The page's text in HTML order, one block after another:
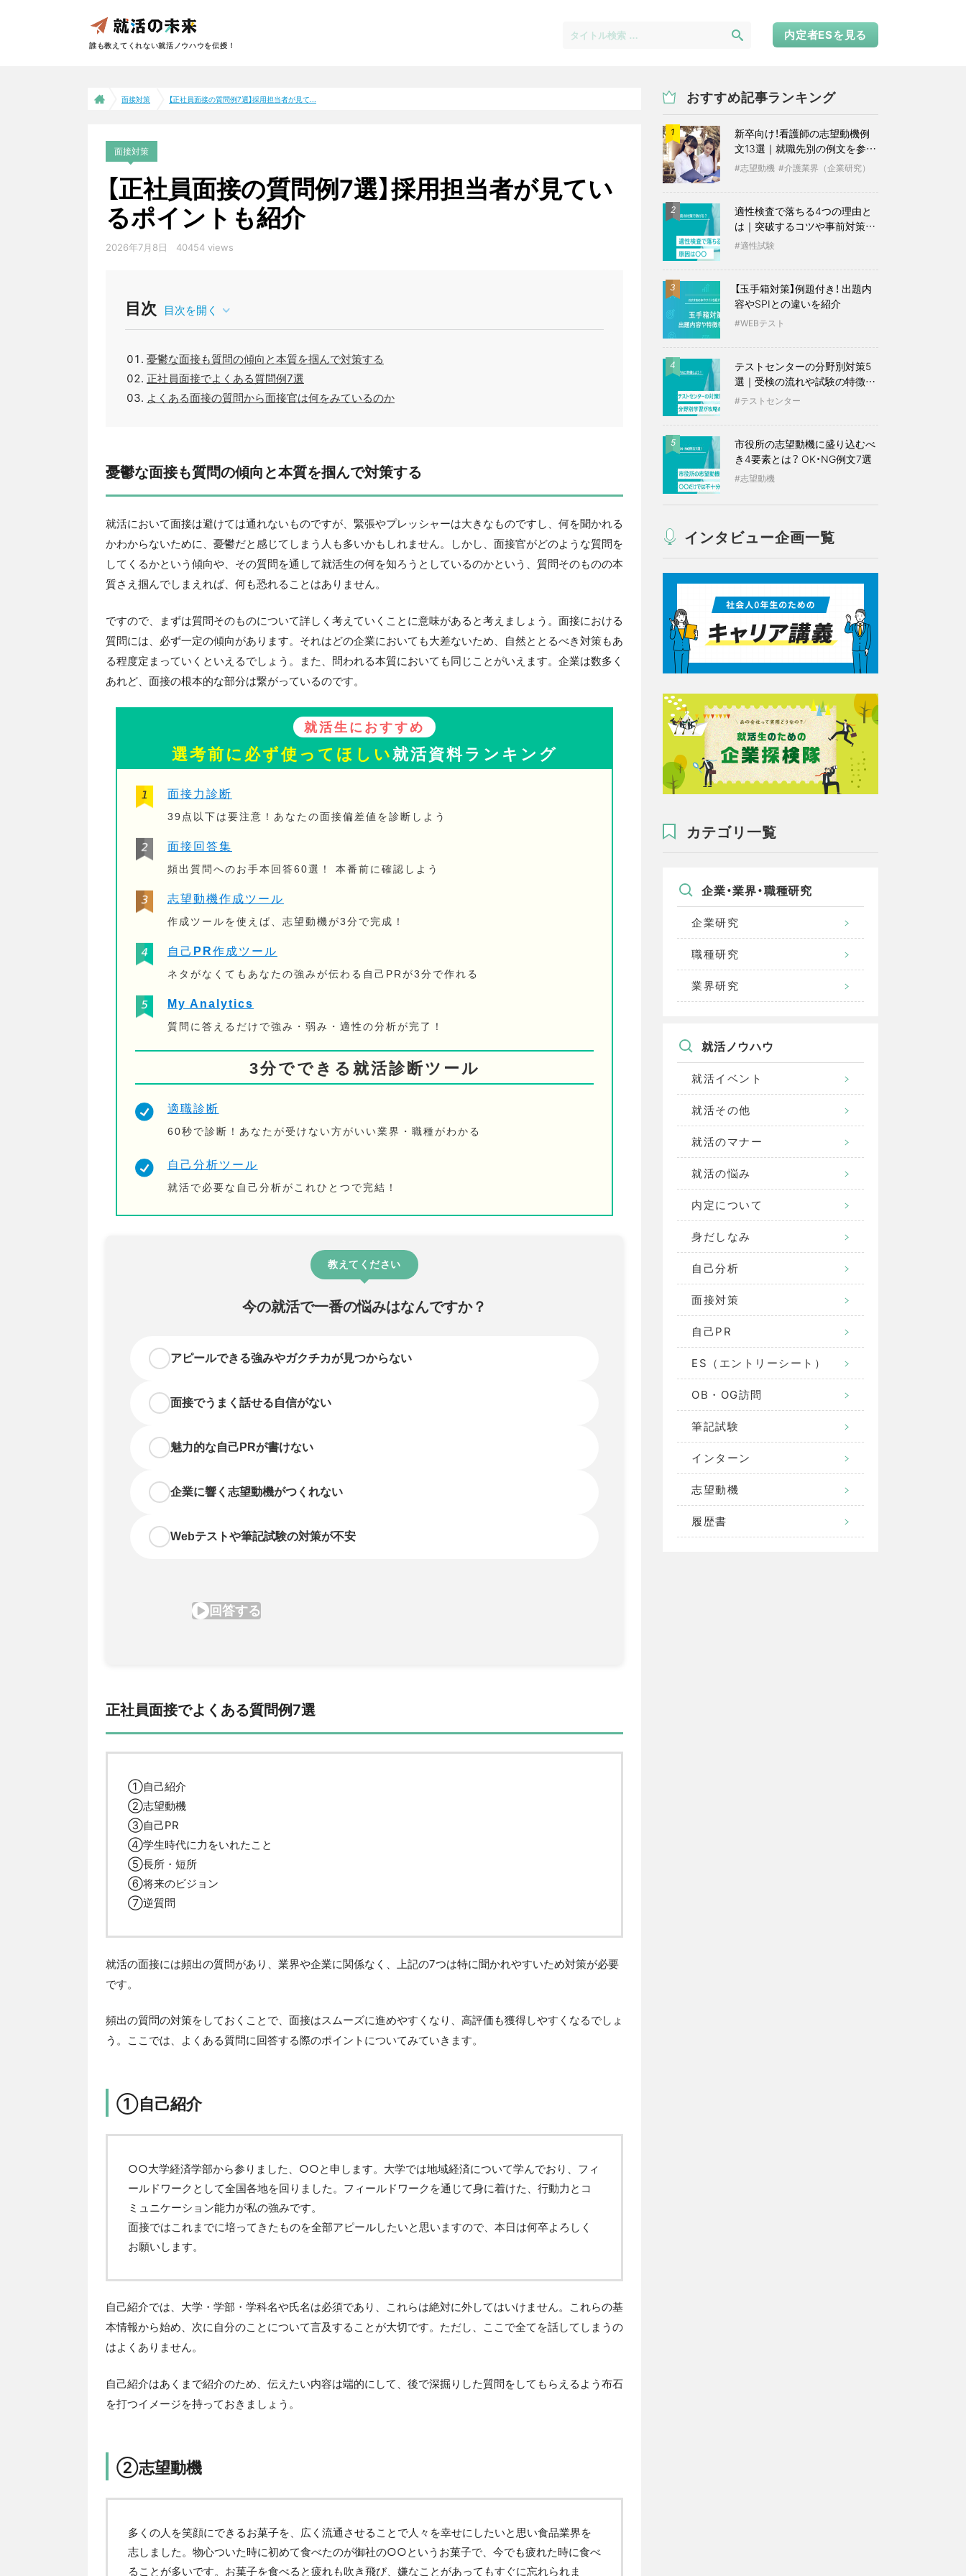
誰も教えてくれない就活ノウハウを伝授！
内定者ESを見る
面接対策 【正社員面接の質問例7選】採用担当者が見て...
面接対策
【正社員面接の質問例7選】採用担当者が見てい
るポイントも紹介
2026年7月8日 40454 views
目次 目次を開く
憂鬱な面接も質問の傾向と本質を掴んで対策する
正社員面接でよくある質問例7選
よくある面接の質問から面接官は何をみているのか
憂鬱な面接も質問の傾向と本質を掴んで対策する
就活において面接は避けては通れないものですが、緊張やプレッシャーは大きなものですし、何を聞かれる
かわからないために、憂鬱だと感じてしまう人も多いかもしれません。しかし、面接官がどのような質問を
してくるかという傾向や、その質問を通して就活生の何を知ろうとしているのかという、質問そのものの本
質さえ掴んでしまえれば、何も恐れることはありません。
ですので、まずは質問そのものについて詳しく考えていくことに意味があると考えましょう。面接における
質問には、必ず一定の傾向があります。それはどの企業においても大差ないため、自然ととるべき対策もあ
る程度定まっていくといえるでしょう。また、問われる本質においても同じことがいえます。企業は数多く
あれど、面接の根本的な部分は繋がっているのです。
就活生におすすめ
選考前に必ず使ってほしい就活資料ランキング
面接力診断
39点以下は要注意！あなたの面接偏差値を診断しよう
面接回答集
頻出質問へのお手本回答60選！ 本番前に確認しよう
志望動機作成ツール
作成ツールを使えば、志望動機が3分で完成！
自己PR作成ツール
ネタがなくてもあなたの強みが伝わる自己PRが3分で作れる
My Analytics
質問に答えるだけで強み・弱み・適性の分析が完了！
3分でできる就活診断ツール
適職診断
60秒で診断！あなたが受けない方がいい業界・職種がわかる
自己分析ツール
就活で必要な自己分析がこれひとつで完結！
正社員面接でよくある質問例7選
①自己紹介
②志望動機
③自己PR
④学生時代に力をいれたこと
⑤長所・短所
⑥将来のビジョン
⑦逆質問
就活の面接には頻出の質問があり、業界や企業に関係なく、上記の7つは特に聞かれやすいため対策が必要
です。
頻出の質問の対策をしておくことで、面接はスムーズに進めやすくなり、高評価も獲得しやすくなるでしょ
う。ここでは、よくある質問に回答する際のポイントについてみていきます。
①自己紹介
○○大学経済学部から参りました、○○と申します。大学では地域経済について学んでおり、フィ
ールドワークとして全国各地を回りました。フィールドワークを通じて身に着けた、行動力とコ
ミュニケーション能力が私の強みです。
面接ではこれまでに培ってきたものを全部アピールしたいと思いますので、本日は何卒よろしく
お願いします。
自己紹介では、大学・学部・学科名や氏名は必須であり、これらは絶対に外してはいけません。これらの基
本情報から始め、次に自分のことについて言及することが大切です。ただし、ここで全てを話してしまうの
はよくありません。
自己紹介はあくまで紹介のため、伝えたい内容は端的にして、後で深掘りした質問をしてもらえるよう布石
を打つイメージを持っておきましょう。
②志望動機
多くの人を笑顔にできるお菓子を、広く流通させることで人々を幸せにしたいと思い食品業界を
志しました。物心ついた時に初めて食べたのが御社の○○というお菓子で、今でも疲れた時に食べ
ることが多いです。お菓子を食べると疲れも吹き飛び、嫌なことがあってもすぐに忘れられま
おすすめ記事ランキング
1
新卒向け！看護師の志望動機例
文13選｜就職先別の例文を参考
に志望動機 介護業界（企業研究）
2
適性検査で落ちる4つの理由と
は｜突破するコツや事前対策も
紹介
適性試験
3
【玉手箱対策】例題付き！ 出題内
容やSPIとの違いを紹介
WEBテスト
4
テストセンターの分野別対策5
選｜受検の流れや試験の特徴も
紹介
テストセンター
5
市役所の志望動機に盛り込むべ
き4要素とは？ OK・NG例文7選
志望動機
インタビュー企画一覧
カテゴリ一覧
企業・業界・職種研究
企業研究
職種研究
業界研究
就活ノウハウ
就活イベント
就活その他
就活のマナー
就活の悩み
内定について
身だしなみ
自己分析
面接対策
自己PR
ES（エントリーシート）
OB・OG訪問
筆記試験
インターン
志望動機
履歴書